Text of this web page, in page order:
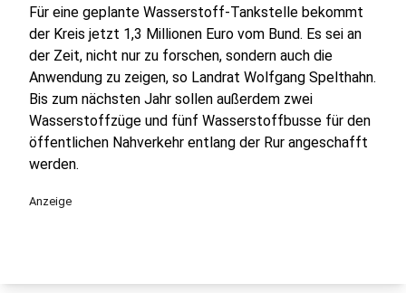
Für eine geplante Wasserstoff-Tankstelle bekommt
der Kreis jetzt 1,3 Millionen Euro vom Bund. Es sei an
der Zeit, nicht nur zu forschen, sondern auch die
Anwendung zu zeigen, so Landrat Wolfgang Spelthahn.
Bis zum nächsten Jahr sollen außerdem zwei
Wasserstoffzüge und fünf Wasserstoffbusse für den
öffentlichen Nahverkehr entlang der Rur angeschafft
werden.
Anzeige